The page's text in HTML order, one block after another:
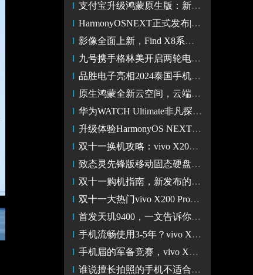
支付宝升级鸿蒙原生版：新增“碰一下”支付、百万级小程序服务
HarmonyOSNEXT正式发布|小艺升级为系统级智能体 更专业便捷贴心
影像全面上新，Find X8系列将不止搭载双潜望
九号携手格林美开启两轮电动车锂电池回收项目 助力行业回收规范
品胜电子亮相2024泰国手机博览会，国民3C闪耀国际舞台
原生鸿蒙全新云空间，云端数据体验如本地丝滑
华为WATCH Ultimate非凡探索焕新推出“绿野传奇”，售价7999元
升级体验HarmonyOS NEXT，首批100万用户专属权益等你领取
双十一换机攻略：vivo X200系列满足你的全部功能需求
致态灵先锋版移动固态硬盘 20Gbps稳定传输 丰富生态 兼容极佳
双十一购机指南，新发布的vivo X200系列值得入手
双十一大热门vivo X200 Pro有现货！入手好时机
首发天玑9400，一文告诉你vivo X200系列如何选
手机流畅使用3-5年？vivo X200系列的性能可以保证
手机届的军备竞赛，vivo X200系列靠着拍照杀出重围
谁说擅长拍照的手机不适合打游戏，vivo X200 Pro可要打脸了